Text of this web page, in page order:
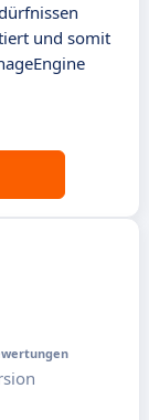
und somit